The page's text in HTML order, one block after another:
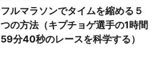
フルマラソンでタイムを縮める５
つの方法（キプチョゲ選手の1時間
59分40秒のレースを科学する）